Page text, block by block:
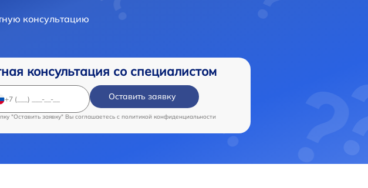
консультацию
консультация со специалистом
Оставить заявку
"Оставить заявку" Вы соглашаетесь c политикой конфиденциальности